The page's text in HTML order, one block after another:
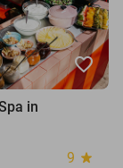
favorite_border
in
9 star